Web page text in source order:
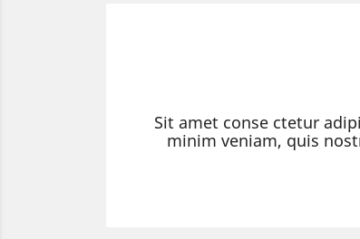
Sit amet conse ctetur
minim veniam, quis